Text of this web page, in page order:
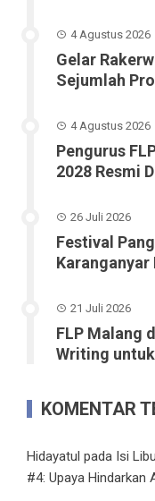
4 Agustus 2026
Gelar
Sejumlah
4 Agustus 2026
Pengurus
2028 Resmi
26 Juli 2026
Festival
Karanganyar
21 Juli 2026
FLP Malang
Writing
KOMENTAR
Hidayatul pada Isi
#4: Upaya Hindarkan